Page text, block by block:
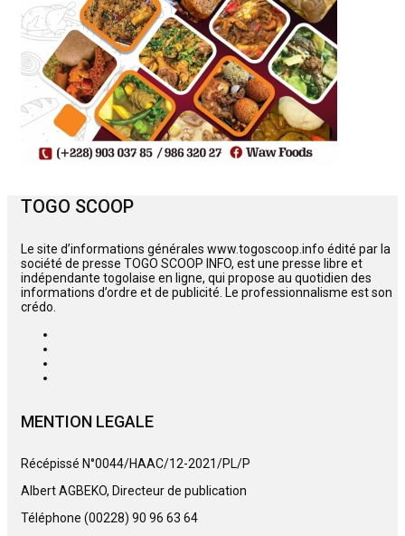
TOGO SCOOP
Le site d’informations générales www.togoscoop.info édité par la
société de presse TOGO SCOOP INFO, est une presse libre et
indépendante togolaise en ligne, qui propose au quotidien des
informations d’ordre et de publicité. Le professionnalisme est son
crédo.
MENTION LEGALE
Récépissé N°0044/HAAC/12-2021/PL/P
Albert AGBEKO, Directeur de publication
Téléphone (00228) 90 96 63 64